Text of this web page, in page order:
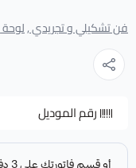
فن تشكيلي و تجريدي ,
رقم الموديل